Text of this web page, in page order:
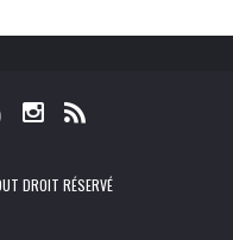
DROIT RÉSERVÉ